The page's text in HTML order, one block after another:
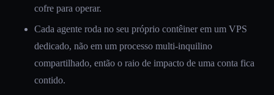
cofre para operar.
Cada agente roda no seu próprio contêiner em um VPS
dedicado, não em um processo multi-inquilino
compartilhado, então o raio de impacto de uma conta fica
contido.